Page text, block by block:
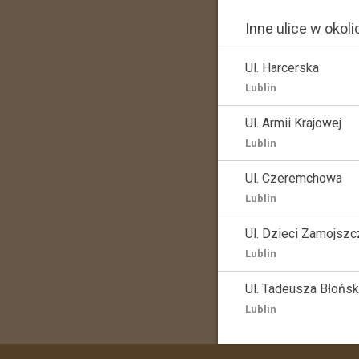
Inne ulice w
Ul. Harcerska
Lublin
Ul. Armii Krajowej
Lublin
Ul. Czeremchowa
Lublin
Ul. Dzieci
Lublin
Ul. Tadeusza
Lublin